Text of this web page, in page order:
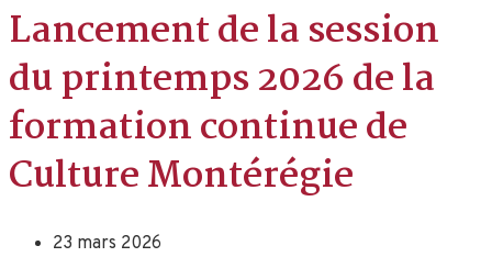
Lancement de la session
du printemps 2026 de la
formation continue de
Culture Montérégie
23 mars 2026